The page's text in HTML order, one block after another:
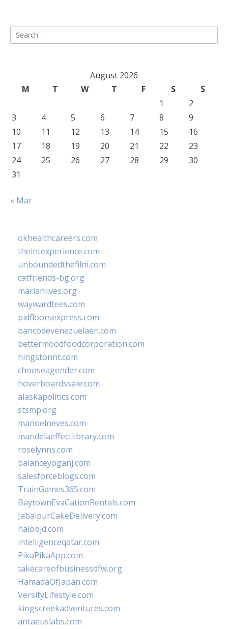
Search
for:
August 2026
M
T W T F S
S
1
2
3
4 5 6 7 8
9
10
11 12 13 14 15
16
17
18 19 20 21 22
23
24
25 26 27 28 29
30
31
« Mar
okhealthcareers.com
theintexperience.com
unboundedthefilm.com
catfriends-bg.org
marianlives.org
waywardtees.com
pidfloorsexpress.com
bancodevenezuelaen.com
bettermoodfoodcorporation.com
hingstonnt.com
chooseagender.com
hoverboardssale.com
alaskapolitics.com
stsmp.org
manoelneves.com
mandelaeffectlibrary.com
roselynns.com
balanceyoganj.com
salesforceblogs.com
TrainGames365.com
BaytownEvaCationRentals.com
JabalpurCakeDelivery.com
halobjd.com
intelligenceqatar.com
PikaPikaApp.com
takecareofbusinessdfw.org
HamadaOfJapan.com
VersifyLifestyle.com
kingscreekadventures.com
antaeuslabs.com